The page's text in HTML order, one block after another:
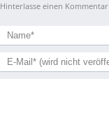
Hinterlasse einen Kommentar